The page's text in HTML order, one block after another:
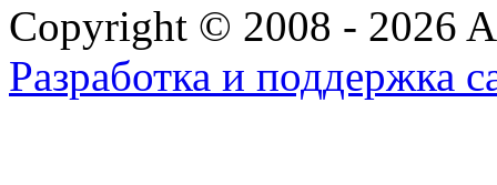
Copyright © 2008 - 2026
Разработка и поддержка